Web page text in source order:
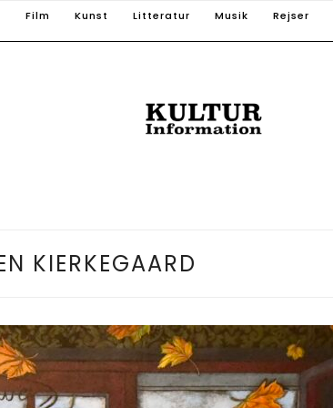
Film Kunst Litteratur Musik Rejser
KIERKEGAARD